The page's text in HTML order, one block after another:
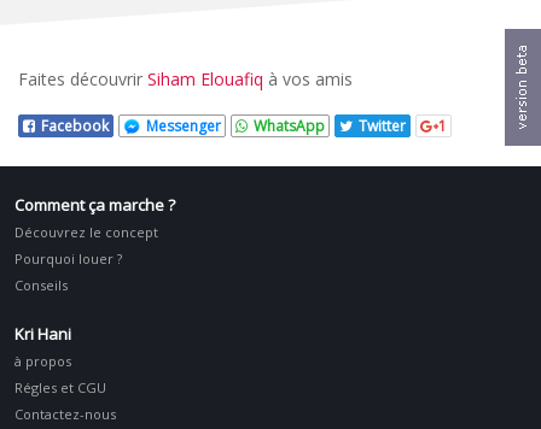
Faites découvrir Siham Elouafiq à vos amis
Facebook Messenger WhatsApp Twitter 1
Comment ça marche ?
Découvrez le concept
Pourquoi louer ?
Conseils
Kri Hani
à propos
Régles et CGU
Contactez-nous